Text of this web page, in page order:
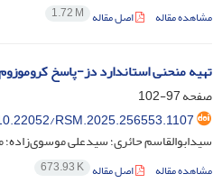
مشاهده مقاله اصل مقاله 1.72 M
تهیه منحنی استاندارد دز-پاسخ
صفحه97-102
RSM.2025.256553.1107
سیدابوالقاسم حائری؛ سید‌علی
مشاهده مقاله اصل مقاله 673.93 K